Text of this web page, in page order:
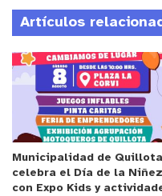
ciudadanía que Open
más de 137
el MInisterio de
donde los pacientes
realizar su
posibilidades en sus
espacio o por convivir
los grupos de riesgo,
por la empresa.
Artículos
Municipalidad de Quillota
celebra el Día de la Niñez
con Expo Kids y